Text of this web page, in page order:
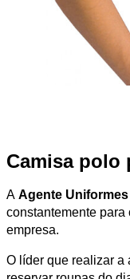
Camisa polo
A Agente Uniformes
constantemente
empresa.
O líder que realizar a